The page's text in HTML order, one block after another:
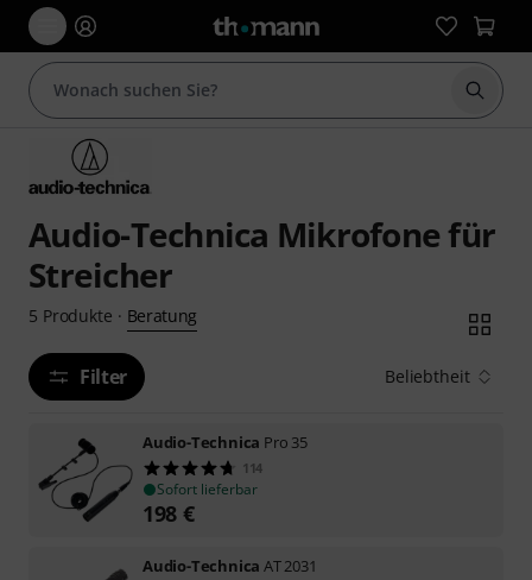
Suche
Audio-Technica Mikrofone für
Streicher
5 Produkte · Beratung
Filter Beliebtheit
Audio-Technica Pro 35
114
Sofort lieferbar
198 €
Audio-Technica AT 2031